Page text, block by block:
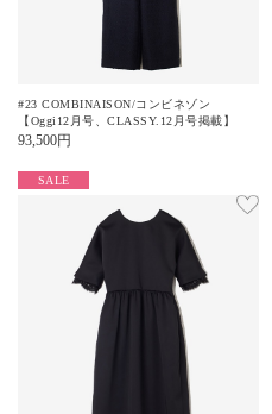
#23 COMBINAISON/コンビネゾン
【Oggi12月号、CLASSY.12月号掲載】
93,500円
SALE